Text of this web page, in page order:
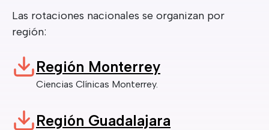
Las rotaciones nacionales se organizan por
región:
Región Monterrey
Ciencias Clínicas Monterrey.
Región Guadalajara